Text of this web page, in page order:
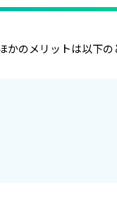
のメリットは以下の